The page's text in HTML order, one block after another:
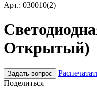
Арт.: 030010(2)
Открытый)
Задать вопрос
Поделиться